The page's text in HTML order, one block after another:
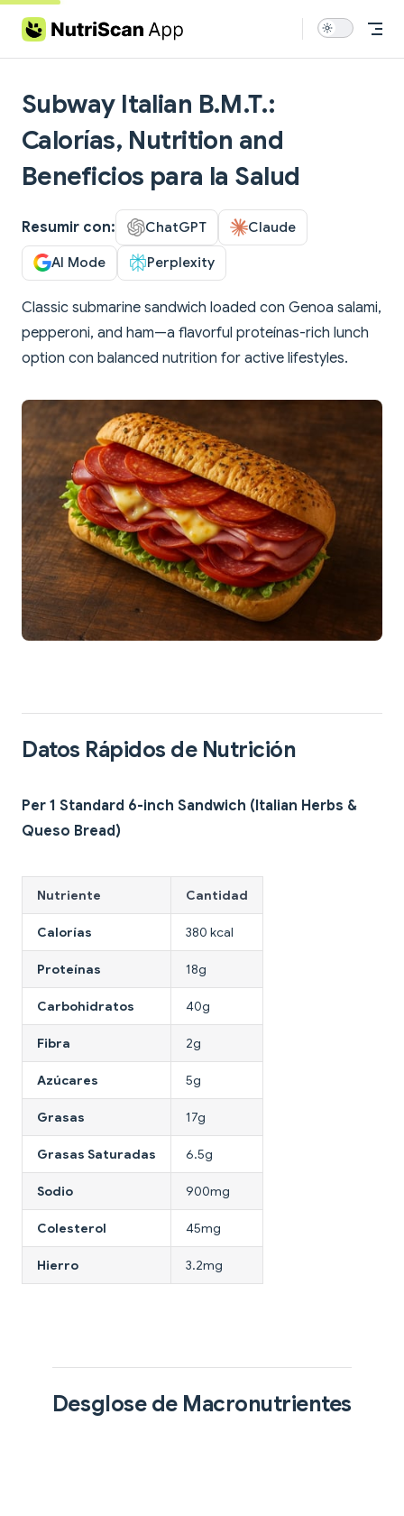
Skip to content
Subway Italian B.M.T.:
Calorías, Nutrition and
Beneficios para la Salud
Resumir con: ChatGPT Claude
AI Mode Perplexity
Classic submarine sandwich loaded con Genoa salami,
pepperoni, and ham—a flavorful proteínas-rich lunch
option con balanced nutrition for active lifestyles.
Datos Rápidos de Nutrición
Per 1 Standard 6-inch Sandwich (Italian Herbs &
Queso Bread)
Nutriente Cantidad
Calorías 380 kcal
Proteínas 18g
Carbohidratos 40g
Fibra 2g
Azúcares 5g
Grasas 17g
Grasas Saturadas 6.5g
Sodio 900mg
Colesterol 45mg
Hierro 3.2mg
Desglose de Macronutrientes